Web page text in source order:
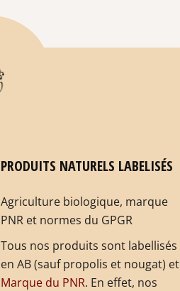
PRODUITS NATURELS LABELISÉS
Agriculture biologique, marque
PNR et normes du GPGR
Tous nos produits sont labellisés
en AB (sauf propolis et nougat) et
Marque du PNR. En effet, nos